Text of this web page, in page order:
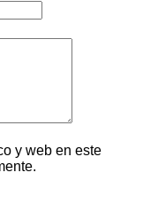
y web en este